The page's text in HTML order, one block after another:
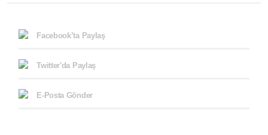
Facebook’ta Paylaş
Twitter'da Paylaş
E-Posta Gönder